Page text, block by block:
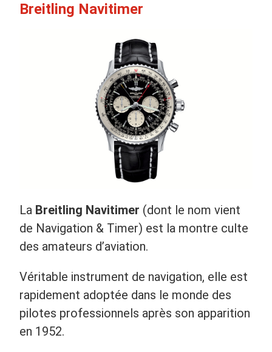
Breitling Navitimer
La Breitling Navitimer (dont le nom vient
de Navigation & Timer) est la montre culte
des amateurs d’aviation.
Véritable instrument de navigation, elle est
rapidement adoptée dans le monde des
pilotes professionnels après son apparition
en 1952.